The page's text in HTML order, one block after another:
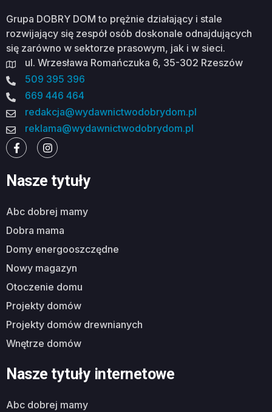
Grupa DOBRY DOM to prężnie działający i stale
rozwijający się zespół osób doskonale odnajdujących
się zarówno w sektorze prasowym, jak i w sieci.
ul. Wrzesława Romańczuka 6, 35-302 Rzeszów
509 395 396
669 446 464
redakcja@wydawnictwodobrydom.pl
reklama@wydawnictwodobrydom.pl
Nasze tytuły
abc dobrej mamy
dobra mama
domy energooszczędne
nowy magazyn
otoczenie domu
projekty domów
projekty domów drewnianych
wnętrze domów
Nasze tytuły internetowe
abc dobrej mamy